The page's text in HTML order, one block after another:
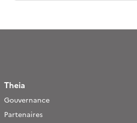
Theia
Gouvernance
Partenaires